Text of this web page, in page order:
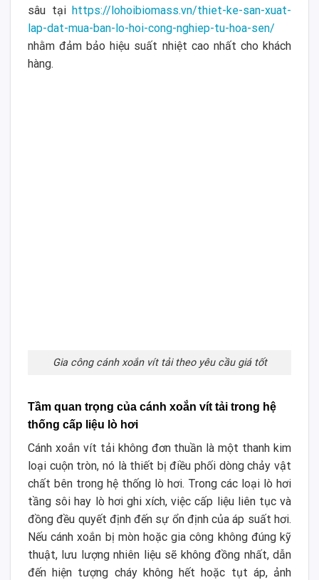
sâu tại https://lohoibiomass.vn/thiet-ke-san-xuat-
lap-dat-mua-ban-lo-hoi-cong-nghiep-tu-hoa-sen/
nhằm đảm bảo hiệu suất nhiệt cao nhất cho khách
hàng.
Gia công cánh xoắn vít tải theo yêu cầu giá tốt
Tầm quan trọng của cánh xoắn vít tải trong hệ
thống cấp liệu lò hơi
Cánh xoắn vít tải không đơn thuần là một thanh kim
loại cuộn tròn, nó là thiết bị điều phối dòng chảy vật
chất bên trong hệ thống lò hơi. Trong các loại lò hơi
tầng sôi hay lò hơi ghi xích, việc cấp liệu liên tục và
đồng đều quyết định đến sự ổn định của áp suất hơi.
Nếu cánh xoắn bị mòn hoặc gia công không đúng kỹ
thuật, lưu lượng nhiên liệu sẽ không đồng nhất, dẫn
đến hiện tượng cháy không hết hoặc tụt áp, ảnh